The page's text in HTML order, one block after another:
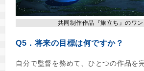
共同制作作品『旅立ち』のワ
Q5．将来の目標は何ですか？
自分で監督を務めて、ひとつの作品を